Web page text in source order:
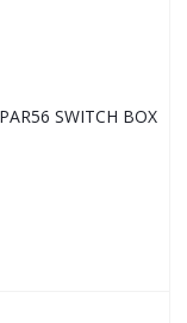
SWITCH BOX